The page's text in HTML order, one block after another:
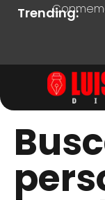
Trending: